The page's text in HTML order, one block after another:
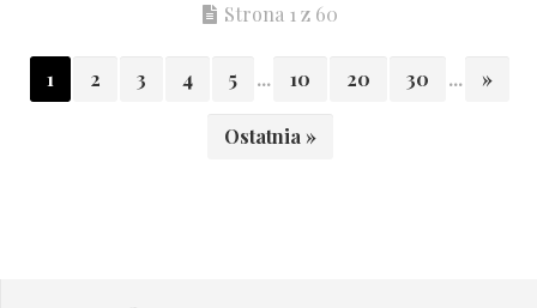
Strona 1 z 60
1 2 3 4 5 ... 10 20 30 ... »
Ostatnia »